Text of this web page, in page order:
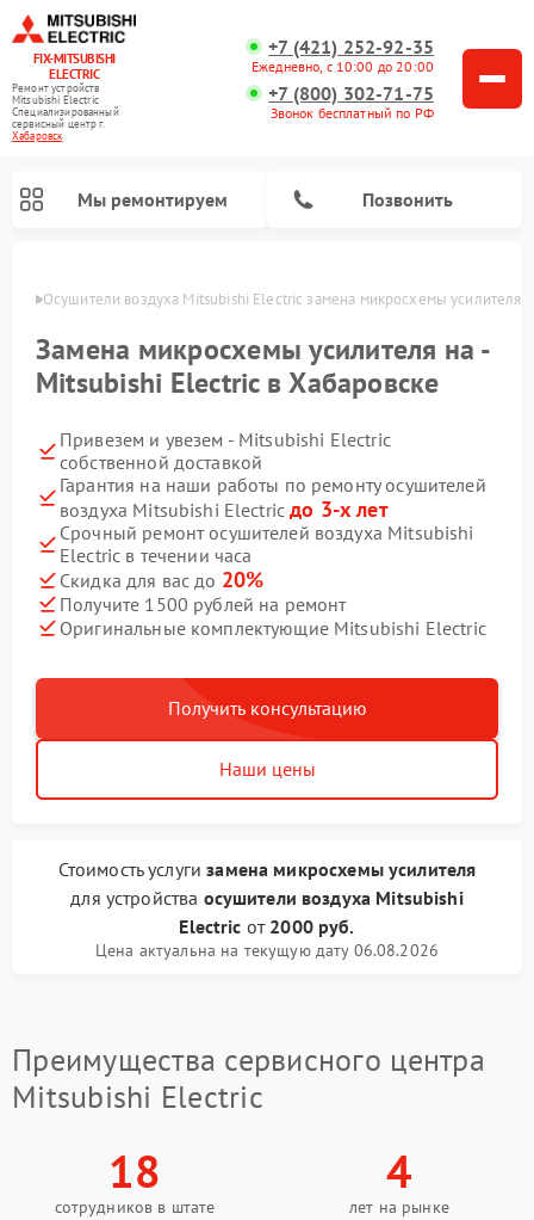
FIX-MITSUBISHI
ELECTRIC
Ремонт устройств
Mitsubishi Electric
Специализированный
cервисный центр г.
Хабаровск
+7 (421) 252-92-35
Ежедневно, с 10:00 до 20:00
+7 (800) 302-71-75
Звонок бесплатный по РФ
Мы ремонтируем Позвонить
Осушители воздуха Mitsubishi Electric замена микросхемы усилителя
Замена микросхемы усилителя на -
Mitsubishi Electric в Хабаровске
Привезем и увезем - Mitsubishi Electric
собственной доставкой
Гарантия на наши работы по ремонту осушителей
воздуха Mitsubishi Electricдо 3-х лет
Срочный ремонт осушителей воздуха Mitsubishi
Electric в течении часа
Скидка для вас до 20%
Получите 1500 рублей на ремонт
Оригинальные комплектующие Mitsubishi Electric
Получить консультацию
Наши цены
Стоимость услугизамена микросхемы усилителя
для устройства осушители воздуха Mitsubishi
Electric от 2000 руб.
Цена актуальна на текущую дату 06.08.2026
Преимущества сервисного центра
Mitsubishi Electric
18
сотрудников в штате
4
лет на рынке